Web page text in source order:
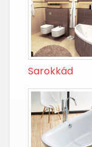
Sarokkád